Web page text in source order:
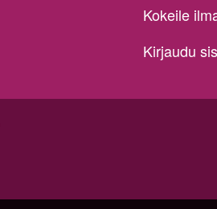
Kokeile
Kirjaudu